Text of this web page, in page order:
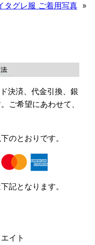
タグレ服 ご着用写真 »
決済、代金引換、銀
ご希望にあわせて、
のとおりです。
記となります。
イト